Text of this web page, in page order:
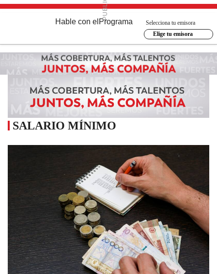
Hable con el Programa
Selecciona tu emisora
Elige tu emisora
SALARIO MÍNIMO